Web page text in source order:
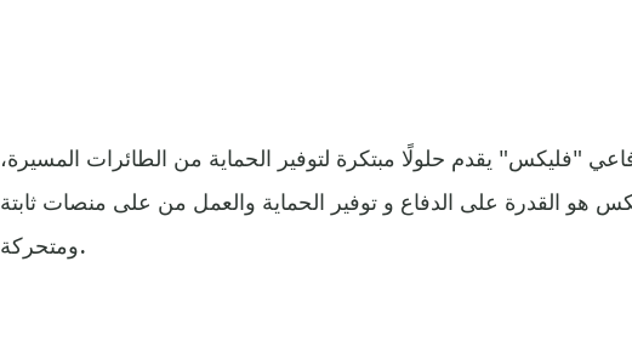
"فليكس" يقدم حلولًا مبتكرة لتوفير الحماية من الطائرات المسيرة،
هو القدرة على الدفاع و توفير الحماية والعمل من على منصات ثابتة
ومتحركة.